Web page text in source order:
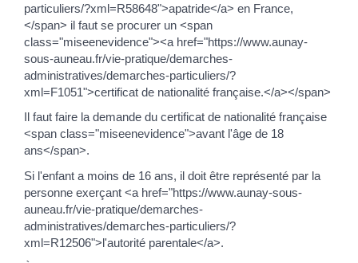
particuliers/?xml=R58648">apatride</a> en France,
</span> il faut se procurer un <span
class="miseenevidence"><a href="https://www.aunay-
sous-auneau.fr/vie-pratique/demarches-
administratives/demarches-particuliers/?
xml=F1051">certificat de nationalité française.</a></span>
Il faut faire la demande du certificat de nationalité française
<span class="miseenevidence">avant l'âge de 18
ans</span>.
Si l'enfant a moins de 16 ans, il doit être représenté par la
personne exerçant <a href="https://www.aunay-sous-
auneau.fr/vie-pratique/demarches-
administratives/demarches-particuliers/?
xml=R12506">l'autorité parentale</a>.